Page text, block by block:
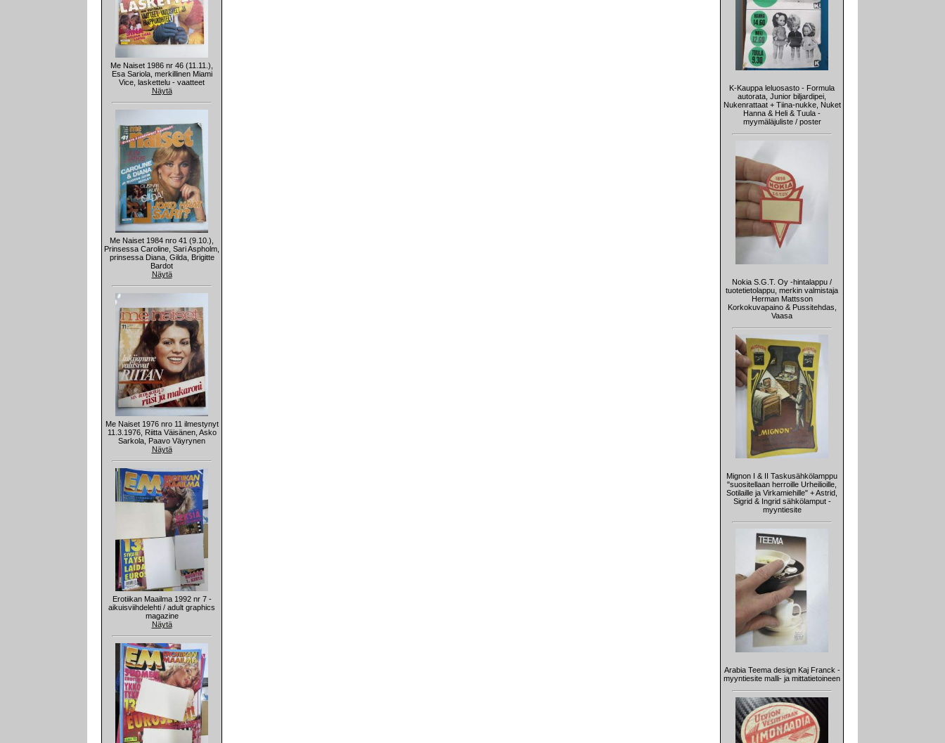
Me Naiset 1986 nr 46 (11.11.),
Esa Sariola, merkillinen Miami
Vice, laskettelu - vaatteet
Näytä
Me Naiset 1984 nro 41 (9.10.),
Prinsessa Caroline, Sari Aspholm,
prinsessa Diana, Gilda, Brigitte
Bardot
Näytä
Me Naiset 1976 nro 11 ilmestynyt
11.3.1976, Riitta Väisänen, Asko
Sarkola, Paavo Väyrynen
Näytä
Erotiikan Maailma 1992 nr 7 -
aikuisviihdelehti / adult graphics
magazine
Näytä
K-Kauppa leluosasto - Formula
autorata, Junior biljardipei,
Nukenrattaat + Tiina-nukke, Nuket
Hanna & Heli & Tuula -
myymäläjuliste / poster
Nokia S.G.T. Oy -hintalappu /
tuotetietolappu, merkin valmistaja
Herman Mattsson
Korkokuvapaino & Pussitehdas,
Vaasa
Mignon I & II Taskusähkölamppu
"suositellaan herroille Urheilioille,
Sotilaille ja Virkamiehille" + Astrid,
Sigrid & Ingrid sähkölamput -
myyntiesite
Arabia Teema design Kaj Franck -
myyntiesite malli- ja mittatietoineen